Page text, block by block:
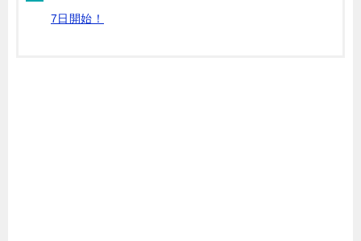
7日開始！